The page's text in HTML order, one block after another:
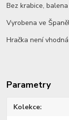
Bez krabice,
Vyrobena ve
Hračka není
Parametry
Kolekce